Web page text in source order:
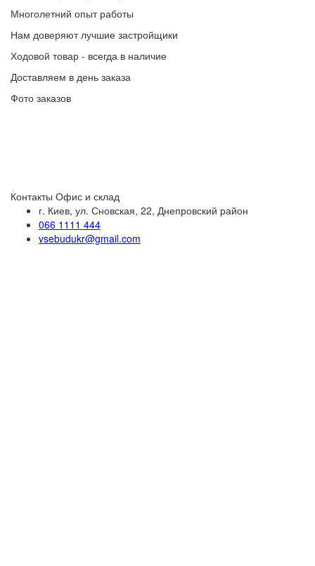
Многолетний опыт работы
Нам доверяют лучшие застройщики
Ходовой товар - всегда в наличие
Доставляем в день заказа
Фото заказов
Контакты Офис и склад
г. Киев, ул. Сновская, 22, Днепровский район
066 1111 444
vsebudukr@gmail.com